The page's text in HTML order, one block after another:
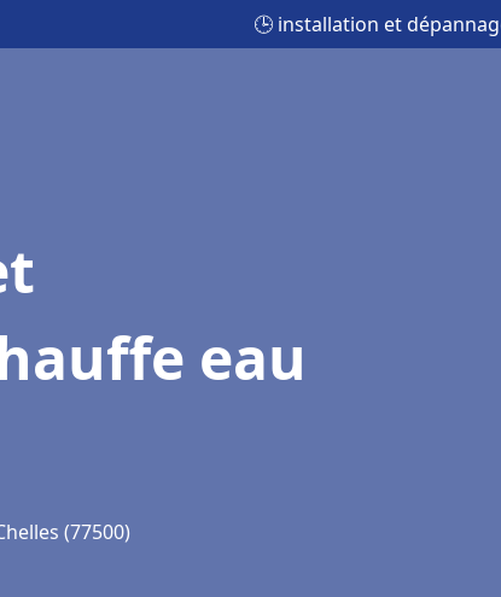
🕒 installation et
eau
(77500)